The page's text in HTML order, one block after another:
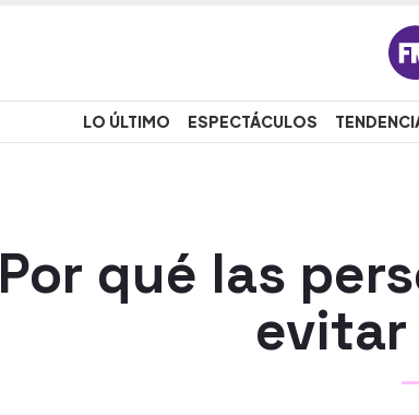
LO ÚLTIMO ESPECTÁCULOS
Por qué las
evitar